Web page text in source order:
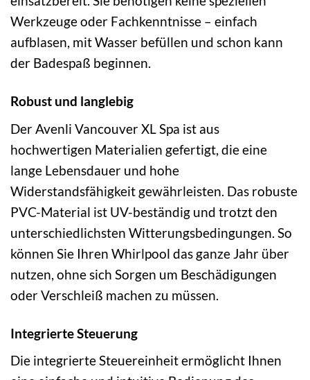
Werkzeuge oder Fachkenntnisse – einfach
aufblasen, mit Wasser befüllen und schon kann
der Badespaß beginnen.
Robust und langlebig
Der Avenli Vancouver XL Spa ist aus
hochwertigen Materialien gefertigt, die eine
lange Lebensdauer und hohe
Widerstandsfähigkeit gewährleisten. Das robuste
PVC-Material ist UV-beständig und trotzt den
unterschiedlichsten Witterungsbedingungen. So
können Sie Ihren Whirlpool das ganze Jahr über
nutzen, ohne sich Sorgen um Beschädigungen
oder Verschleiß machen zu müssen.
Integrierte Steuerung
Die integrierte Steuereinheit ermöglicht Ihnen